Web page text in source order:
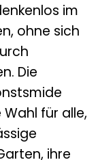
im
ohne sich
Die
für alle,
ihre